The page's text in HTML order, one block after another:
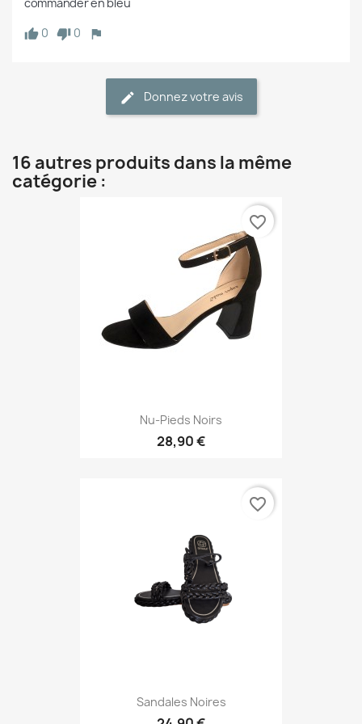
0
0
Donnez votre avis
16 autres produits dans la même
catégorie :
Nu-Pieds Noirs
28,90 €
favorite_border
Sandales Noires
favorite_border